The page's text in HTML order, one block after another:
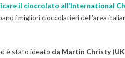
il cioccolato all’International
i migliori cioccolatieri dell’area
è stato ideato da Martin Christy